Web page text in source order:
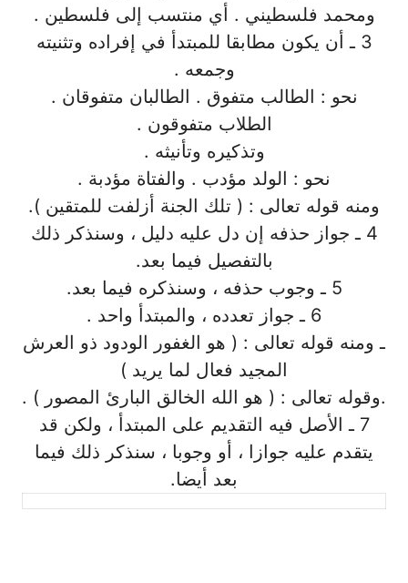
ومحمد فلسطيني . أي منتسب إلى فلسطين .
3 ـ أن يكون مطابقا للمبتدأ في إفراده وتثنيته
وجمعه .
نحو : الطالب متفوق . الطالبان متفوقان .
الطلاب متفوقون .
وتذكيره وتأنيثه .
نحو : الولد مؤدب . والفتاة مؤدبة .
ومنه قوله تعالى : ( تلك الجنة أزلفت للمتقين ).
4 ـ جواز حذفه إن دل عليه دليل ، وسنذكر ذلك
بالتفصيل فيما بعد.
5 ـ وجوب حذفه ، وسنذكره فيما بعد.
6 ـ جواز تعدده ، والمبتدأ واحد .
ـ ومنه قوله تعالى : ( هو الغفور الودود ذو العرش
المجيد فعال لما يريد )
.وقوله تعالى : ( هو الله الخالق البارئ المصور ) .
7 ـ الأصل فيه التقديم على المبتدأ ، ولكن قد
يتقدم عليه جوازا ، أو وجوبا ، سنذكر ذلك فيما
بعد أيضا.